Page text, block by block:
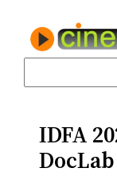
contenido
IDFA
DocLab